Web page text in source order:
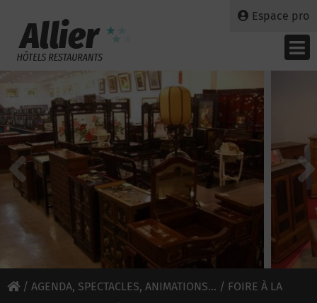
Espace pro
/ AGENDA, SPECTACLES, ANIMATIONS... / FOIRE À LA